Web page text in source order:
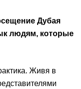
Дубая
людям, которые
Живя в